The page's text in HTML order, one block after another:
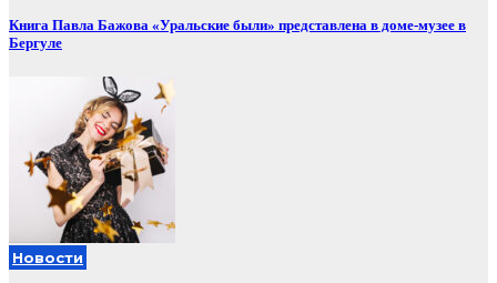
Книга Павла Бажова «Уральские были» представлена в доме-музее в
Бергуле
Новости